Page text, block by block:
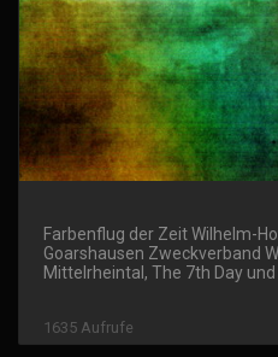
Farbenflug der Zeit Wilhelm-
Goarshausen Zweckverband
Mittelrheintal, The 7th Day
1635 Aufrufe